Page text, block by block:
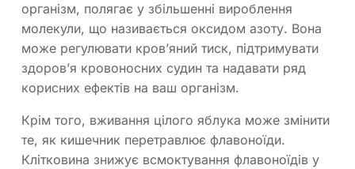
організм, полягає у збільшенні вироблення
молекули, що називається оксидом азоту. Вона
може регулювати кров’яний тиск, підтримувати
здоров’я кровоносних судин та надавати ряд
корисних ефектів на ваш організм.
Крім того, вживання цілого яблука може змінити
те, як кишечник перетравлює флавоноїди.
Клітковина знижує всмоктування флавоноїдів у